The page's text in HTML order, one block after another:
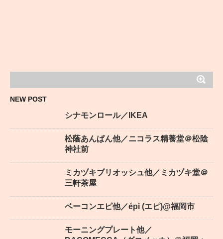
NEW POST
シナモンロール／IKEA
松蔭あんぱん他／ニコラス精養堂＠松陰
神社前
ミカヅキブリオッシュ他／ミカヅキ堂＠
三軒茶屋
ベーコンエピ他／épi (エピ)@福岡市
モーニングプレート他／